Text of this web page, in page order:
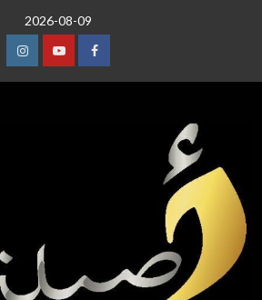
2026-08-09
عنصر عنصر عنصر